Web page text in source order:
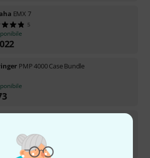
EMX 7
5
PMP 4000 Case Bundle